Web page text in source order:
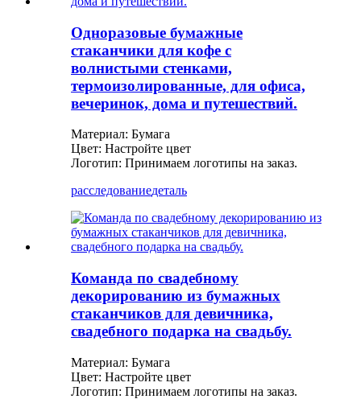
Одноразовые бумажные
стаканчики для кофе с
волнистыми стенками,
термоизолированные, для офиса,
вечеринок, дома и путешествий.
Материал: Бумага
Цвет: Настройте цвет
Логотип: Принимаем логотипы на заказ.
расследованиедеталь
Команда по свадебному
декорированию из бумажных
стаканчиков для девичника,
свадебного подарка на свадьбу.
Материал: Бумага
Цвет: Настройте цвет
Логотип: Принимаем логотипы на заказ.